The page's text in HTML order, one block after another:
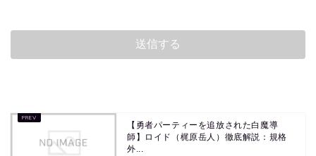
【勇者パーティーを追放された白魔導
師】ロイド（梶原岳人）徹底解説：規格
外...